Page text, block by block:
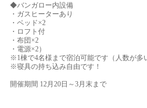
◆バンガロー内設備
・ガスヒーターあり
・ベッド×2
・ロフト付
・布団×2
・電源×2）
※1棟で4名様まで宿泊可能です（人数が多
※寝具の持ち込み自由です！
開催期間 12月20日～3月末まで